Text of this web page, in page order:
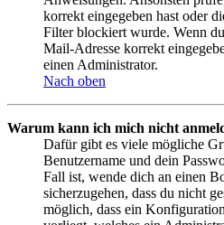
korrekt eingegeben hast oder
Filter blockiert wurde. Wenn
Mail-Adresse korrekt
einen Administrator.
Nach oben
Warum kann ich mich nicht
Dafür gibt es viele mögliche
Benutzername und dein
Fall ist, wende dich an einen
sicherzugehen, dass du nicht
möglich, dass ein